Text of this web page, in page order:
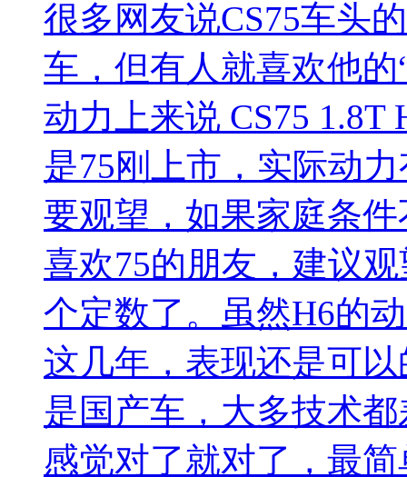
很多网友说CS75车头
车，但有人就喜欢他
动力上来说 CS75 1.8T
是75刚上市，实际动
要观望，如果家庭条
喜欢75的朋友，建议
个定数了。虽然H6的
这几年，表现还是可
是国产车，大多技术
感觉对了就对了，最